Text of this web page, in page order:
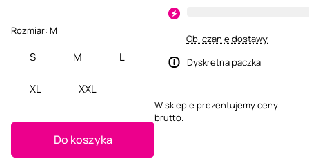
Rozmiar: M
S M L
XL XXL
Do koszyka
Obliczanie dostawy
Dyskretna paczka
W sklepie prezentujemy ceny
brutto.